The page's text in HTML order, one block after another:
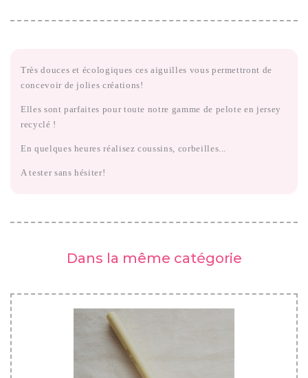
Très douces et écologiques ces aiguilles vous permettront de
concevoir de jolies créations!
Elles sont parfaites pour toute notre gamme de pelote en jersey
recyclé !
En quelques heures réalisez coussins, corbeilles...
A tester sans hésiter!
Dans la même catégorie